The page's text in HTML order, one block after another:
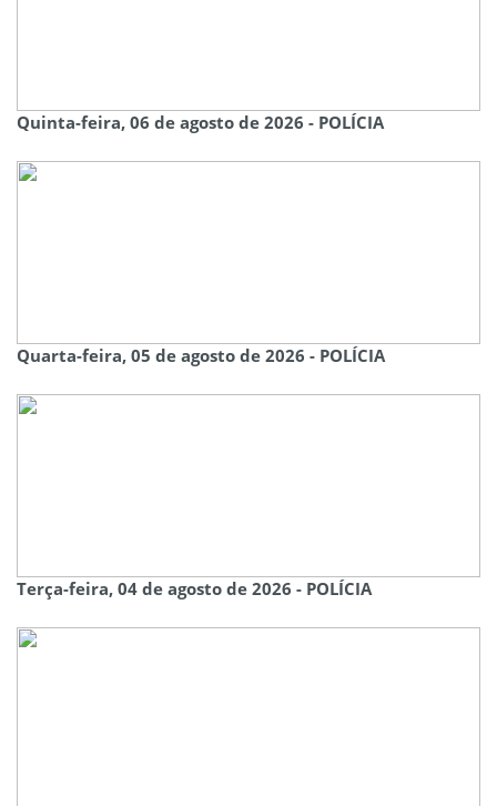
Quinta-feira, 06 de agosto de 2026 - POLÍCIA
Quarta-feira, 05 de agosto de 2026 - POLÍCIA
Terça-feira, 04 de agosto de 2026 - POLÍCIA